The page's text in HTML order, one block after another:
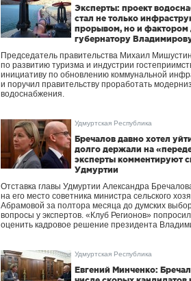
Эксперты: проект
стал не только
прорывом, но и фактором
губернатору
Председатель правительства Михаил
по развитию туризма и индустрии
инициативу по обновлению коммунальной
и поручил правительству проработать
водоснабжения.
Удмуртская Республика
Бречалов давно хотел
долго держали на
эксперты комментируют
Удмуртии
Отставка главы Удмуртии Александра
на его место советника министра сельского
Абрамовой за полтора месяца до думских
вопросы у экспертов. «Клуб Регионов»
оценить кадровое решение президента
Удмуртская Республика
Евгений Минченко: